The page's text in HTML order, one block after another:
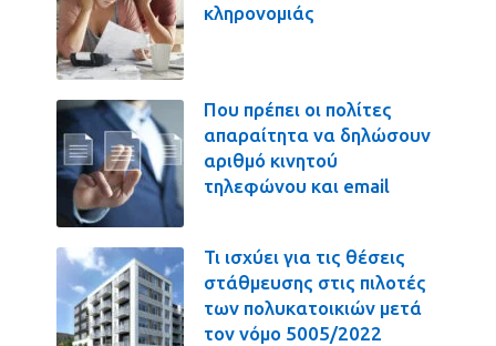
κληρονομιάς
Που πρέπει οι πολίτες
απαραίτητα να δηλώσουν
αριθμό κινητού
τηλεφώνου και email
Τι ισχύει για τις θέσεις
στάθμευσης στις πιλοτές
των πολυκατοικιών μετά
τον νόμο 5005/2022